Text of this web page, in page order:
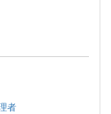
者